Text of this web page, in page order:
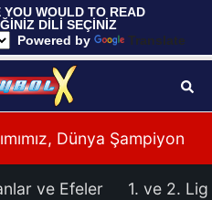
WOULD TO READ
DİLİ SEÇİNİZ
Powered by
Translate
Dünya
ve Efeler 1. ve 2. Lig